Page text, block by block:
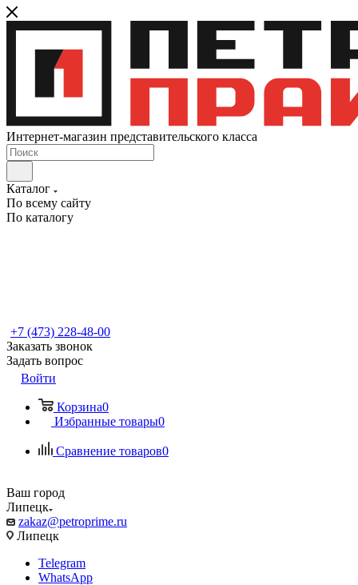
Интернет-магазин представительского класса
Каталог
По всему сайту
По каталогу
+7 (473) 228-48-00
Заказать звонок
Задать вопрос
Войти
Корзина0
Избранные товары0
Сравнение товаров0
Ваш город
Липецк
zakaz@petroprime.ru
Липецк
Telegram
WhatsApp